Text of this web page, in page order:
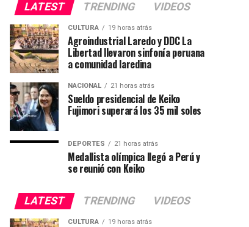
LATEST TRENDING VIDEOS
CULTURA 19 horas atrás
Agroindustrial Laredo y DDC La
Libertad llevaron sinfonía peruana
a comunidad laredina
NACIONAL 21 horas atrás
Sueldo presidencial de Keiko
Fujimori superará los 35 mil soles
DEPORTES 21 horas atrás
Medallista olímpica llegó a Perú y
se reunió con Keiko
LATEST TRENDING VIDEOS
CULTURA 19 horas atrás